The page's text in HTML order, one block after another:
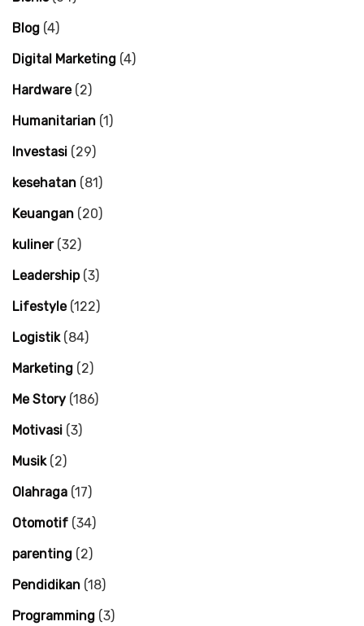
Blog (4)
Digital Marketing (4)
Hardware(2)
Humanitarian (1)
Investasi (29)
kesehatan (81)
Keuangan (20)
kuliner(32)
Leadership(3)
Lifestyle(122)
Logistik(84)
Marketing (2)
Me Story (186)
Motivasi (3)
Musik(2)
Olahraga (17)
Otomotif (34)
parenting (2)
Pendidikan (18)
Programming (3)